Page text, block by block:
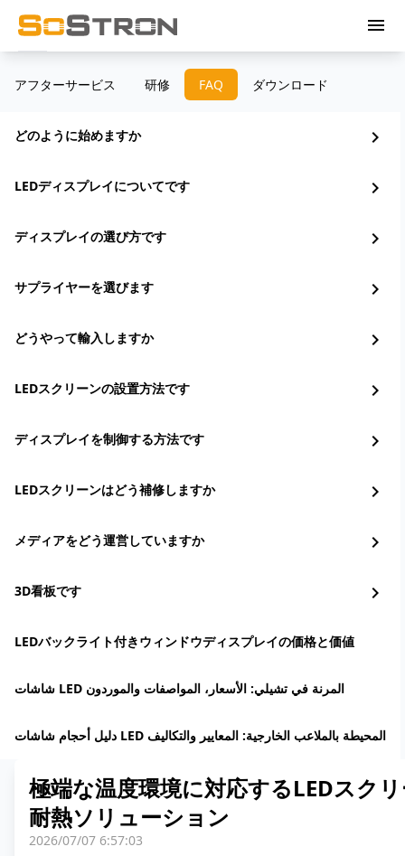
menu
アフターサービス 研修 FAQ ダウンロード
どのように始めますか chevron_right
LEDディスプレイについてです chevron_right
ディスプレイの選び方です chevron_right
サプライヤーを選びます chevron_right
どうやって輸入しますか chevron_right
LEDスクリーンの設置方法です chevron_right
ディスプレイを制御する方法です chevron_right
LEDスクリーンはどう補修しますか chevron_right
メディアをどう運営していますか chevron_right
3D看板です chevron_right
LEDバックライト付きウィンドウディスプレイの価格と価値
شاشات LED المرنة في تشيلي: الأسعار، المواصفات والموردون
دليل أحجام شاشات LED المحيطة بالملاعب الخارجية: المعايير والتكاليف
極端な温度環境に対応するLEDスク
耐熱ソリューション
2026/07/07 6:57:03